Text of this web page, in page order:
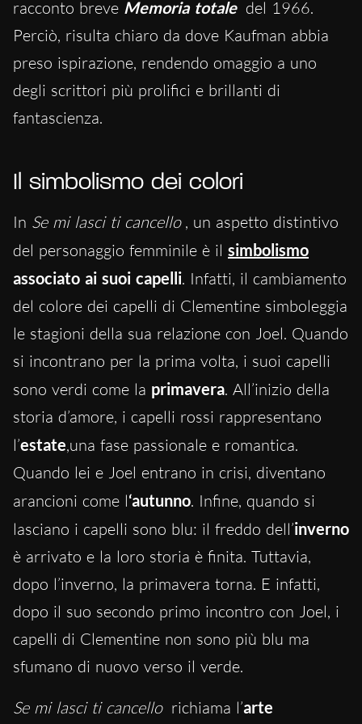
racconto breve Memoria totale del 1966.
Perciò, risulta chiaro da dove Kaufman abbia
preso ispirazione, rendendo omaggio a uno
degli scrittori più prolifici e brillanti di
fantascienza.
Il simbolismo dei colori
In Se mi lasci ti cancello , un aspetto distintivo
del personaggio femminile è il simbolismo
associato ai suoi capelli. Infatti, il cambiamento
del colore dei capelli di Clementine simboleggia
le stagioni della sua relazione con Joel. Quando
si incontrano per la prima volta, i suoi capelli
sono verdi come la primavera. All’inizio della
storia d’amore, i capelli rossi rappresentano
l’estate,una fase passionale e romantica.
Quando lei e Joel entrano in crisi, diventano
arancioni come l‘autunno. Infine, quando si
lasciano i capelli sono blu: il freddo dell’inverno
è arrivato e la loro storia è finita. Tuttavia,
dopo l’inverno, la primavera torna. E infatti,
dopo il suo secondo primo incontro con Joel, i
capelli di Clementine non sono più blu ma
sfumano di nuovo verso il verde.
Se mi lasci ti cancello richiama l’arte